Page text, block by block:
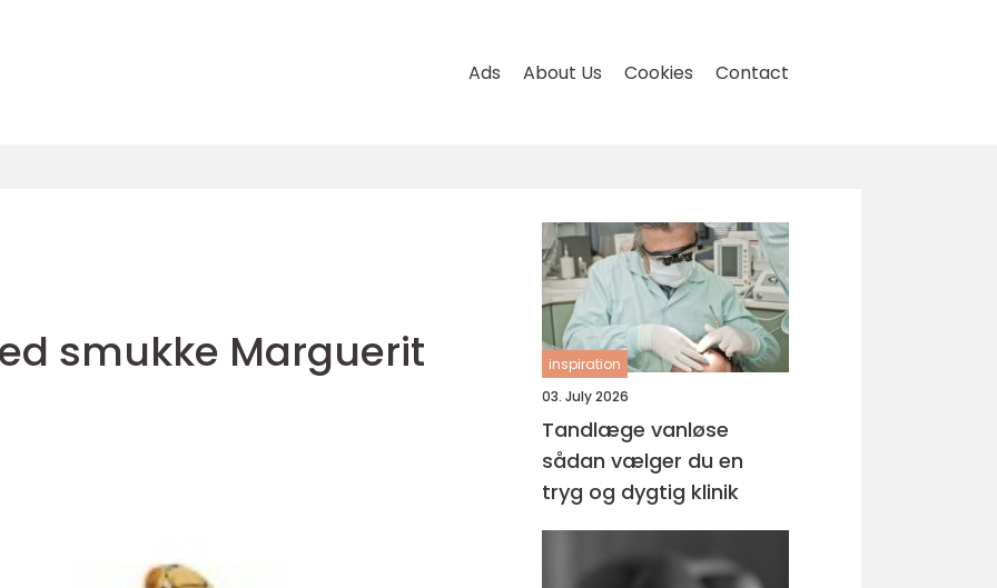
Ads About Us Cookies Contact
smukke Marguerit
inspiration
03. July 2026
Tandlæge vanløse
sådan vælger du en
tryg og dygtig klinik